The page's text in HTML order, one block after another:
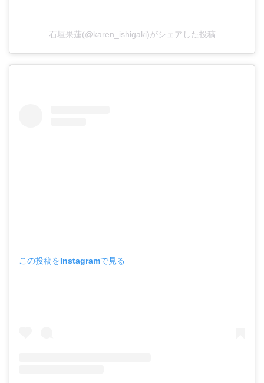
石垣果蓮(@karen_ishigaki)がシェアした投稿
この投稿をInstagramで見る